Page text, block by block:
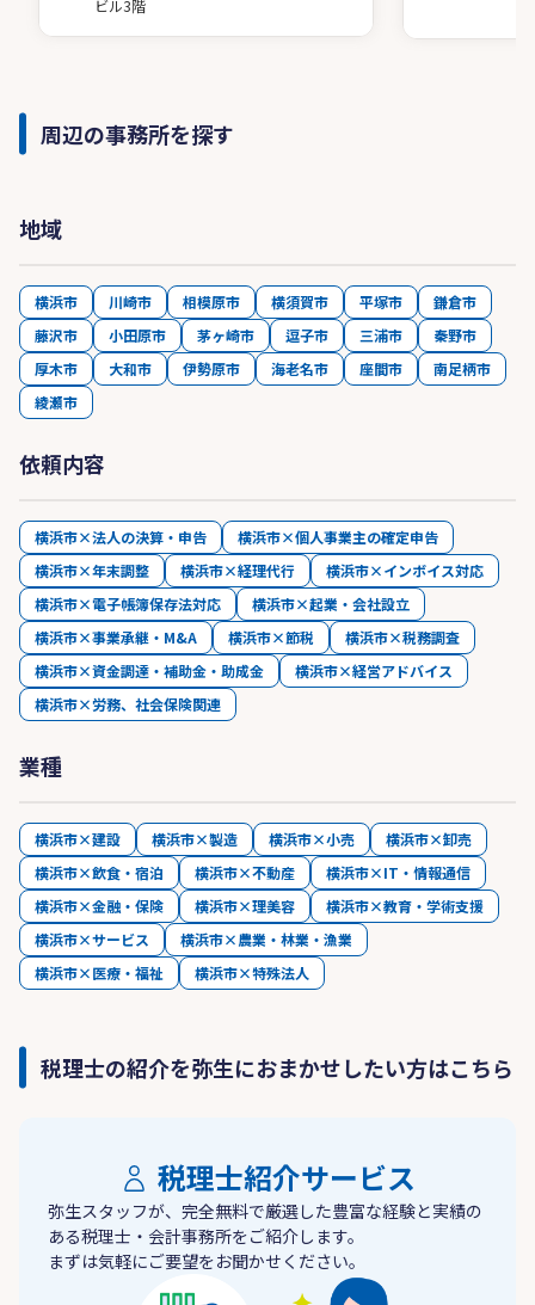
ビル3階
周辺の事務所を探す
地域
横浜市 川崎市 相模原市 横須賀市 平塚市
鎌倉市
藤沢市
小田原市 茅ヶ崎市 逗子市 三浦市
秦野市
厚木市
大和市 伊勢原市 海老名市 座間市
南足柄市
綾瀬市
依頼内容
横浜市×法人の決算・申告
横浜市×個人事業主の確定申告
横浜市×年末調整
横浜市×経理代行
横浜市×インボイス対応
横浜市×電子帳簿保存法対応
横浜市×起業・会社設立
横浜市×事業承継・M&A
横浜市×節税
横浜市×税務調査
横浜市×資金調達・補助金・助成金
横浜市×経営アドバイス
横浜市×労務、社会保険関連
業種
横浜市×建設 横浜市×製造 横浜市×小売
横浜市×卸売
横浜市×飲食・宿泊
横浜市×不動産
横浜市×IT・情報通信
横浜市×金融・保険
横浜市×理美容
横浜市×教育・学術支援
横浜市×サービス
横浜市×農業・林業・漁業
横浜市×医療・福祉
横浜市×特殊法人
税理士の紹介を弥生におまかせしたい方はこちら
税理士紹介サービス
弥生スタッフが、完全無料で厳選した豊富な経験と実績の
ある税理士・会計事務所をご紹介します。
まずは気軽にご要望をお聞かせください。